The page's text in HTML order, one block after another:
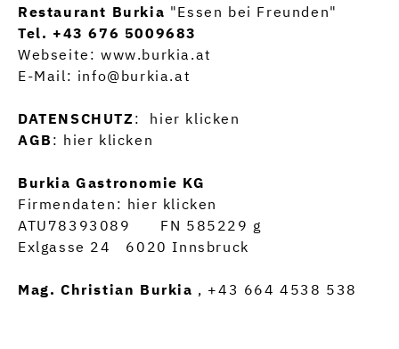
Restaurant Burkia "Essen bei Freunden"
Tel. +43 676 5009683
Webseite: www.burkia.at
E-Mail: info@burkia.at
DATENSCHUTZ: hier klicken
AGB : hier klicken
Burkia Gastronomie KG
Firmendaten: hier klicken
ATU78393089
FN 585229 g
Exlgasse 24 6020 Innsbruck
Mag. Christian Burkia , +43 664 4538 538